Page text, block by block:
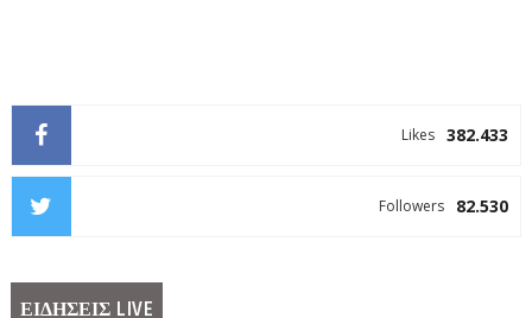
382.433
Likes
82.530
Followers
ΕΙΔΗΣΕΙΣ LIVE